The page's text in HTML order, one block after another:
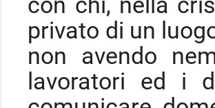
privato di un
non avendo
lavoratori ed i